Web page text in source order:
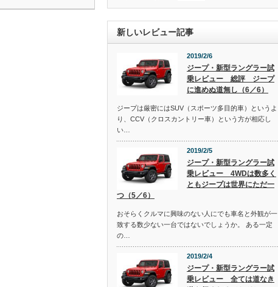
新しいレビュー記事
2019/2/6
ジープ・新型ラングラー試
乗レビュー 総評 ジープ
に進めぬ道無し（6／6）
ジープは厳密にはSUV（スポーツ多目的車）というよ
り、CCV（クロスカントリー車）という方が相応し
い…
2019/2/5
ジープ・新型ラングラー試
乗レビュー 4WDは数多く
ともジープは世界にただ一
つ（5／6）
おそらくクルマに興味のない人にでも車名と外観が一
致する数少ない一台ではないでしょうか。 ある一定
の…
2019/2/4
ジープ・新型ラングラー試
乗レビュー 全ては道なき